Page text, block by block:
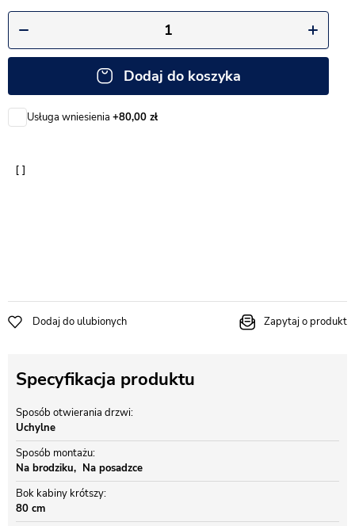
Dodaj do koszyka
Usługa wniesienia +80,00 zł
Dodaj do ulubionych Zapytaj o produkt
Specyfikacja produktu
Sposób otwierania drzwi
Uchylne
Sposób montażu
Na brodziku
Na posadzce
Bok kabiny krótszy
80 cm